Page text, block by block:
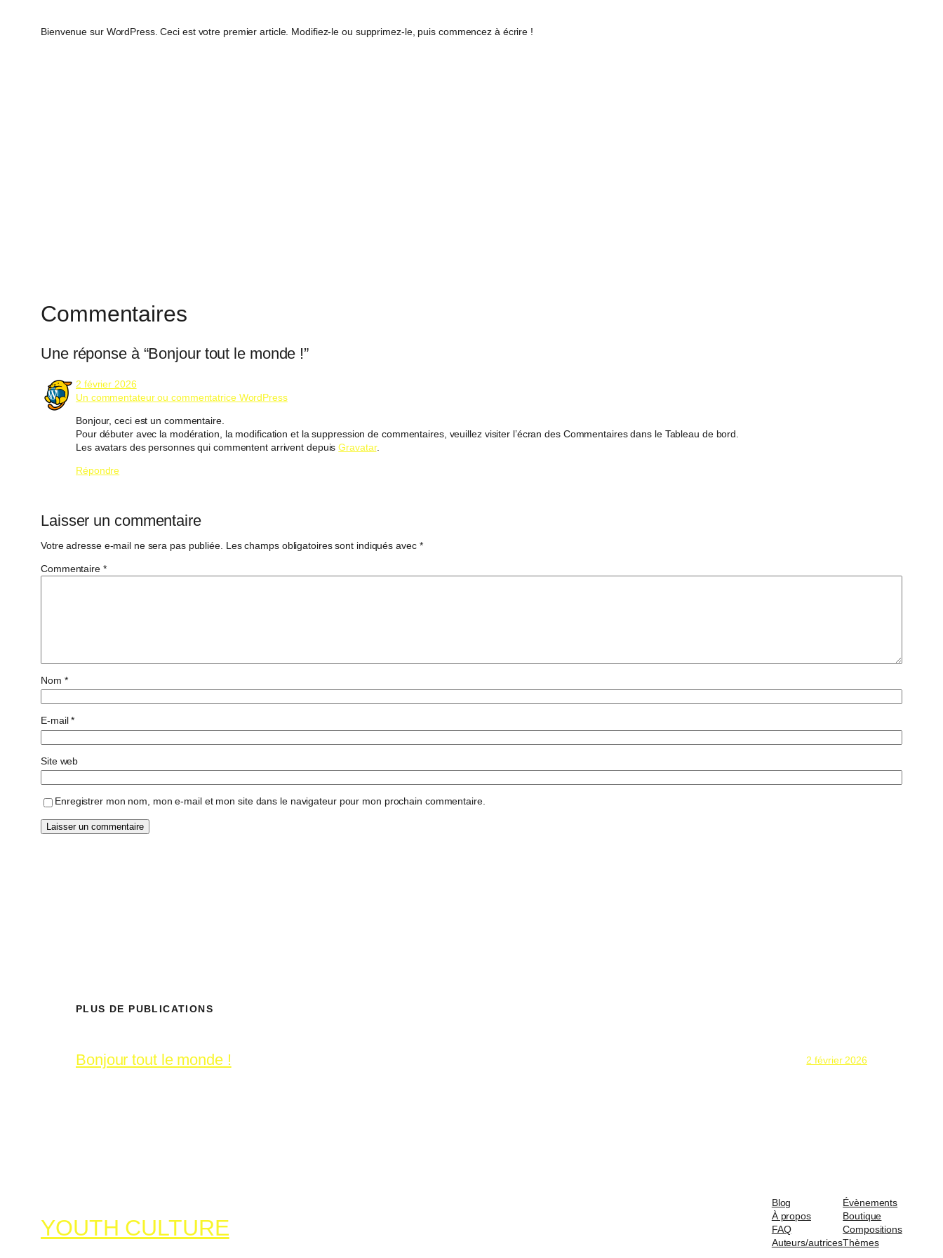
Bienvenue sur WordPress. Ceci est votre premier article. Modifiez-le ou supprimez-le, puis commencez à écrire !
Commentaires
Une réponse à “Bonjour tout le monde !”
2 février 2026
Un commentateur ou commentatrice WordPress
Bonjour, ceci est un commentaire.
Pour débuter avec la modération, la modification et la suppression de commentaires, veuillez visiter l’écran des Commentaires dans le Tableau de bord.
Les avatars des personnes qui commentent arrivent depuisGravatar.
Répondre
Laisser un commentaire
Votre adresse e-mail ne sera pas publiée. Les champs obligatoires sont indiqués avec *
Commentaire *
Nom *
E-mail*
Site web
Enregistrer mon nom, mon e-mail et mon site dans le navigateur pour mon prochain commentaire.
PLUS DE PUBLICATIONS
Bonjour tout le monde ! 2 février 2026
YOUTH CULTURE
Blog
À propos
FAQ
Auteurs/autrices
Évènements
Boutique
Compositions
Thèmes